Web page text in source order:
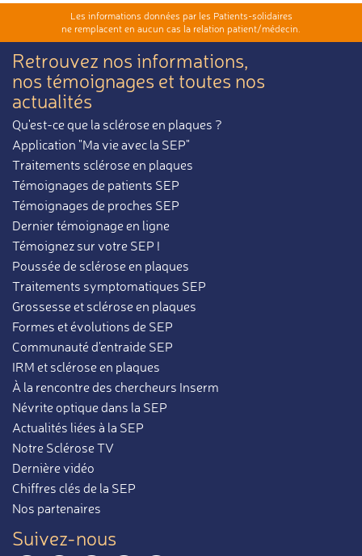
Les informations données par les Patients-solidaires
ne remplacent en aucun cas la relation patient/médecin.
Retrouvez nos informations,
nos témoignages et toutes nos
actualités
Qu'est-ce que la sclérose en plaques ?
Application "Ma vie avec la SEP"
Traitements sclérose en plaques
Témoignages de patients SEP
Témoignages de proches SEP
Dernier témoignage en ligne
Témoignez sur votre SEP !
Poussée de sclérose en plaques
Traitements symptomatiques SEP
Grossesse et sclérose en plaques
Formes et évolutions de SEP
Communauté d'entraide SEP
IRM et sclérose en plaques
À la rencontre des chercheurs Inserm
Névrite optique dans la SEP
Actualités liées à la SEP
Notre Sclérose TV
Dernière vidéo
Chiffres clés de la SEP
Nos partenaires
Suivez-nous